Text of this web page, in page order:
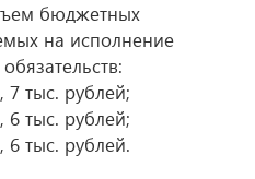
бюджетных
на исполнение
7 тыс. рублей;
6 тыс. рублей;
6 тыс. рублей.